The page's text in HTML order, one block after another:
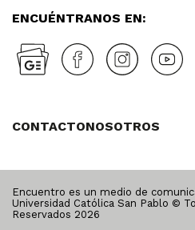
ENCUÉNTRANOS EN:
CONTACTONOSOTROS
Encuentro es un medio de
Universidad Católica San Pablo ©
Reservados 2026